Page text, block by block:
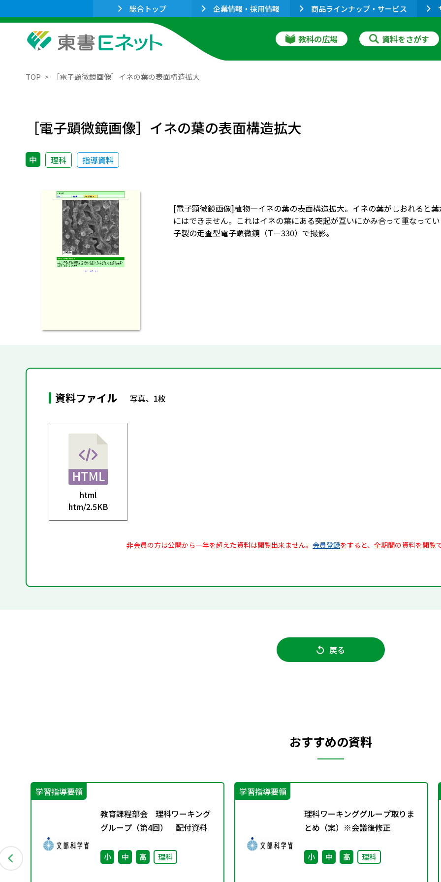
総合トップ 企業情報・採用情報 商品ラインナップ・サービス
教科の広場 資料をさがす
TOP ［電子顕微鏡画像］イネの葉の表面構造拡大
［電子顕微鏡画像］イネの葉の表面構造拡大
中 理科 指導資料
[電子顕微鏡画像]植物―イネの葉の表面構造拡大。イネの葉がしおれると
にはできません。これはイネの葉にある突起が互いにかみ合って重なって
子製の走査型電子顕微鏡（T－330）で撮影。
資料ファイル 写真、1枚
html
htm/2.5KB
非会員の方は公開から一年を超えた資料は閲覧出来ません。 会員登録をすると、全期間の資料を閲覧
戻る
おすすめの資料
学習指導要領
教育課程部会 理科ワーキング
グループ（第4回） 配付資料
小 中 高 理科
学習指導要領
理科ワーキンググループ取りま
とめ（案）※会議後修正
小 中 高 理科